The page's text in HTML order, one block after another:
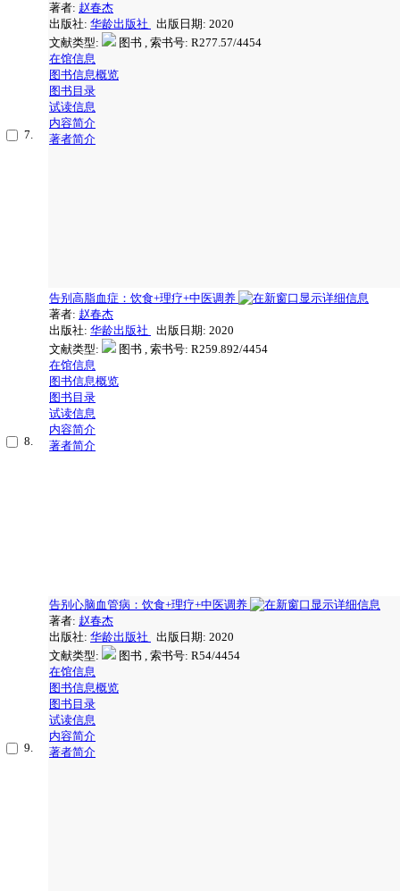
7.
著者: 赵春杰
出版社: 华龄出版社
出版日期: 2020
文献类型:
图书 , 索书号: R277.57/4454
在馆信息
图书信息概览
图书目录
试读信息
内容简介
著者简介
8.
告别高脂血症：饮食+理疗+中医调养
著者: 赵春杰
出版社: 华龄出版社
出版日期: 2020
文献类型:
图书 , 索书号: R259.892/4454
在馆信息
图书信息概览
图书目录
试读信息
内容简介
著者简介
9.
告别心脑血管病：饮食+理疗+中医调养
著者: 赵春杰
出版社: 华龄出版社
出版日期: 2020
文献类型:
图书 , 索书号: R54/4454
在馆信息
图书信息概览
图书目录
试读信息
内容简介
著者简介